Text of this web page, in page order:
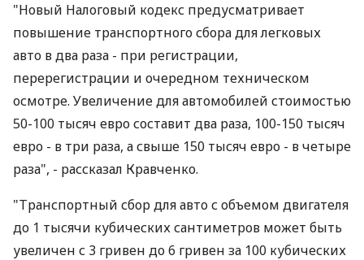
"Новый Налоговый кодекс предусматривает
повышение транспортного сбора для легковых
авто в два раза - при регистрации,
перерегистрации и очередном техническом
осмотре. Увеличение для автомобилей стоимостью
50-100 тысяч евро составит два раза, 100-150 тысяч
евро - в три раза, а свыше 150 тысяч евро - в четыре
раза", - рассказал Кравченко.
"Транспортный сбор для авто с объемом двигателя
до 1 тысячи кубических сантиметров может быть
увеличен с 3 гривен до 6 гривен за 100 кубических